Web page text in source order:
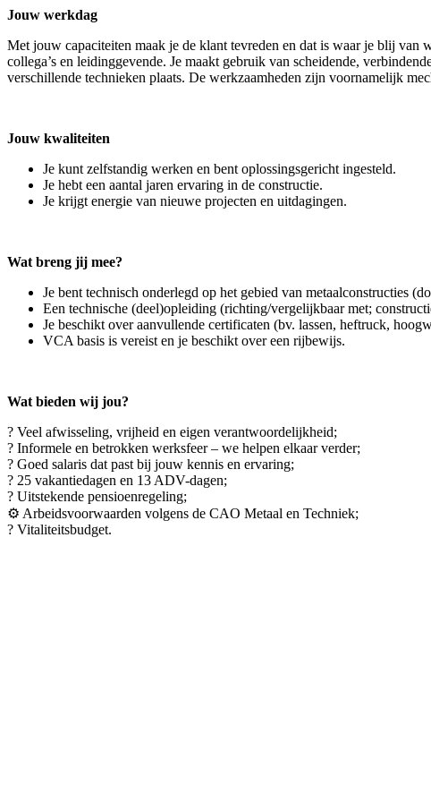
Jouw werkdag
Met jouw capaciteiten maak je de klant tevreden en dat is waar je blij van
collega’s en leidinggevende. Je maakt gebruik van scheidende,
verschillende technieken plaats. De werkzaamheden zijn voornamelijk
Jouw kwaliteiten
Je kunt zelfstandig werken en bent oplossingsgericht ingesteld.
Je hebt een aantal jaren ervaring in de constructie.
Je krijgt energie van nieuwe projecten en uitdagingen.
Wat breng jij mee?
Je bent technisch onderlegd op het gebied van metaalconstructies
Een technische (deel)opleiding (richting/vergelijkbaar met;
Je beschikt over aanvullende certificaten (bv. lassen, heftruck,
VCA basis is vereist en je beschikt over een rijbewijs.
Wat bieden wij jou?
? Veel afwisseling, vrijheid en eigen verantwoordelijkheid;
? Informele en betrokken werksfeer – we helpen elkaar verder;
? Goed salaris dat past bij jouw kennis en ervaring;
? 25 vakantiedagen en 13 ADV-dagen;
? Uitstekende pensioenregeling;
⚙️ Arbeidsvoorwaarden volgens de CAO Metaal en Techniek;
? Vitaliteitsbudget.